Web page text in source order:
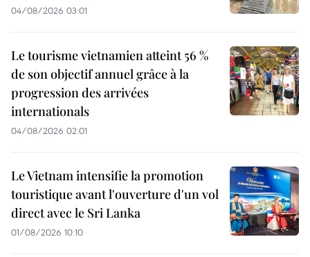
04/08/2026 03:01
Le tourisme vietnamien atteint 56 %
de son objectif annuel grâce à la
progression des arrivées
internationals
04/08/2026 02:01
Le Vietnam intensifie la promotion
touristique avant l'ouverture d'un vol
direct avec le Sri Lanka
01/08/2026 10:10